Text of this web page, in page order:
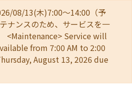
08/13(木)7:00～14:00（予
ナンスのため、サービスを一
<Maintenance> Service will
from 7:00 AM to 2:00
August 13, 2026 due